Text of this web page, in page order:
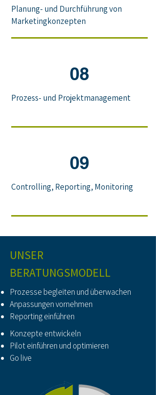
Planung- und Durchführung von
Marketingkonzepten
08
Prozess- und Projektmanagement
09
Controlling, Reporting, Monitoring
UNSER
BERATUNGSMODELL
Prozesse begleiten und überwachen
Anpassungen vornehmen
Reporting einführen
Konzepte entwickeln
Pilot einführen und optimieren
Go live